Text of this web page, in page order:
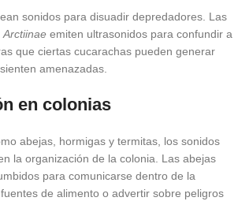
sonidos para disuadir depredadores. Las
Arctiinae emiten ultrasonidos para confundir a
que ciertas cucarachas pueden generar
amenazadas.
en colonias
abejas, hormigas y termitas, los sonidos
la organización de la colonia. Las abejas
para comunicarse dentro de la
de alimento o advertir sobre peligros